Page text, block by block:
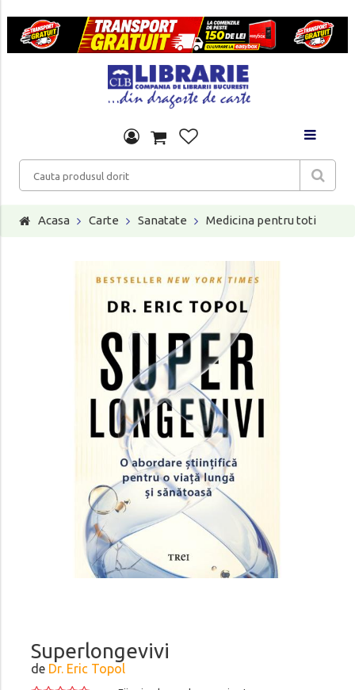
Acasa Carte Sanatate Medicina pentru toti
Superlongevivi
de Dr. Eric Topol